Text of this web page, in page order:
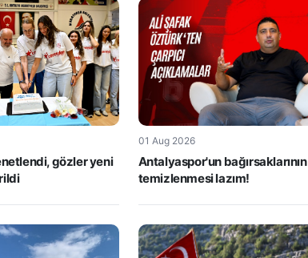
gözler yeni
01 Aug 2026
Antalyaspor'un bağırsaklarının
temizlenmesi lazım!